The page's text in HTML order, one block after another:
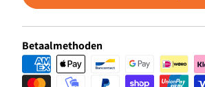
Betaalmethoden